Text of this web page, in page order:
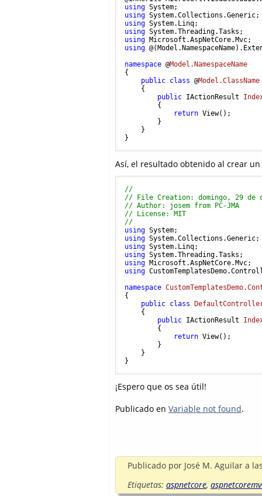
using
using
using
using
using
using
namespace @Model.NamespaceName
{
public class @Model.ClassName
    {
public IActionResult
        {
return View();
        }
    }
}
Así, el resultado obtenido al crear
//
// File Creation: domingo, 29 de
// Author: josem from PC-JMA
// License: MIT
//
using
using
using
using
using
using
namespace
{
public class
    {
public IActionResult
        {
return View();
        }
    }
}
¡Espero que os sea útil!
Publicado en Variable not found.
Publicado por José M. Aguilar a
Etiquetas: aspnetcore,